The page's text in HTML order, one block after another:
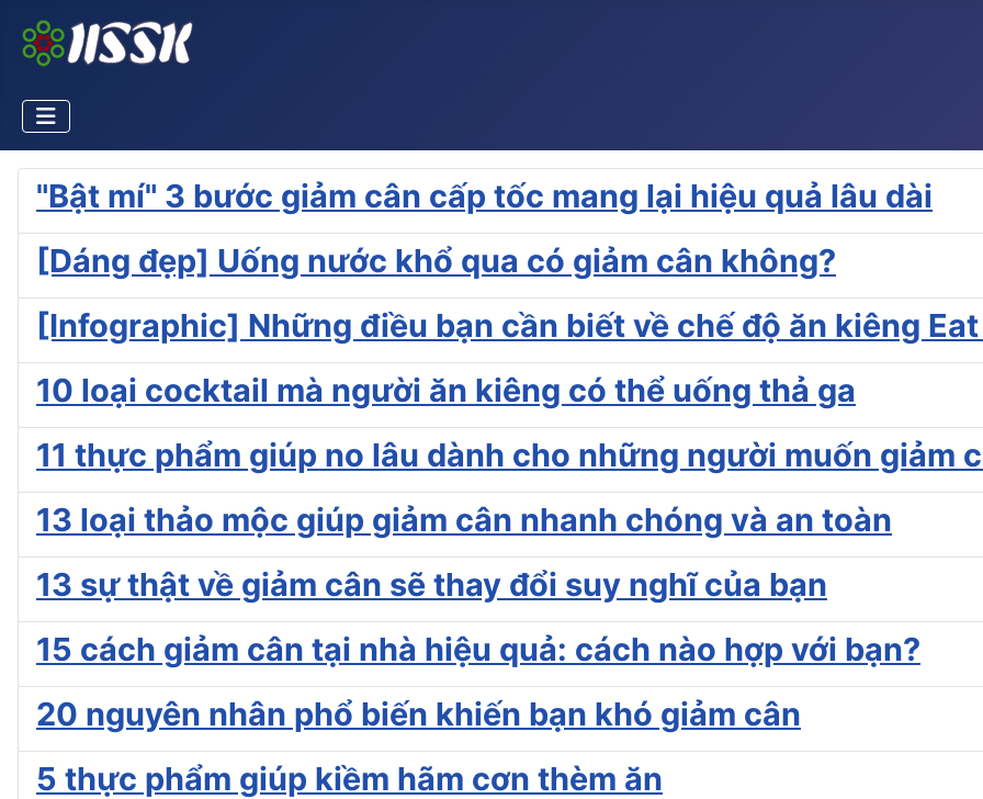
"Bật mí" 3 bước giảm cân cấp tốc mang lại hiệu quả lâu dài
[Dáng đẹp] Uống nước khổ qua có giảm cân không?
[Infographic] Những điều bạn cần biết về chế độ ăn kiêng
10 loại cocktail mà người ăn kiêng có thể uống thả ga
11 thực phẩm giúp no lâu dành cho những người muốn giảm
13 loại thảo mộc giúp giảm cân nhanh chóng và an toàn
13 sự thật về giảm cân sẽ thay đổi suy nghĩ của bạn
15 cách giảm cân tại nhà hiệu quả: cách nào hợp với bạn?
20 nguyên nhân phổ biến khiến bạn khó giảm cân
5 thực phẩm giúp kiềm hãm cơn thèm ăn